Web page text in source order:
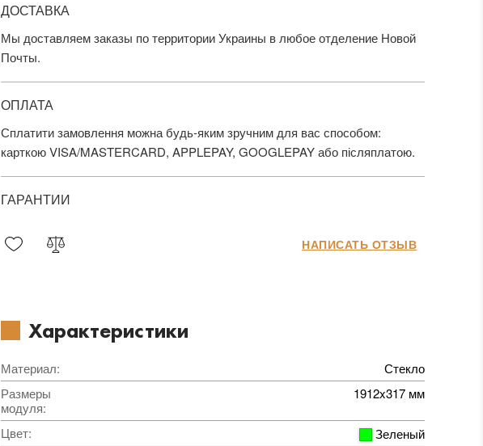
ДОСТАВКА
Мы доставляем заказы по территории Украины в любое отделение Новой
Почты.
ОПЛАТА
Сплатити замовлення можна будь-яким зручним для вас способом:
карткою VISA/MASTERCARD, APPLEPAY, GOOGLEPAY або післяплатою.
ГАРАНТИИ
НАПИСАТЬ ОТЗЫВ
Характеристики
Материал:
Стекло
Размеры
модуля:
1912x317 мм
Цвет:
Зеленый